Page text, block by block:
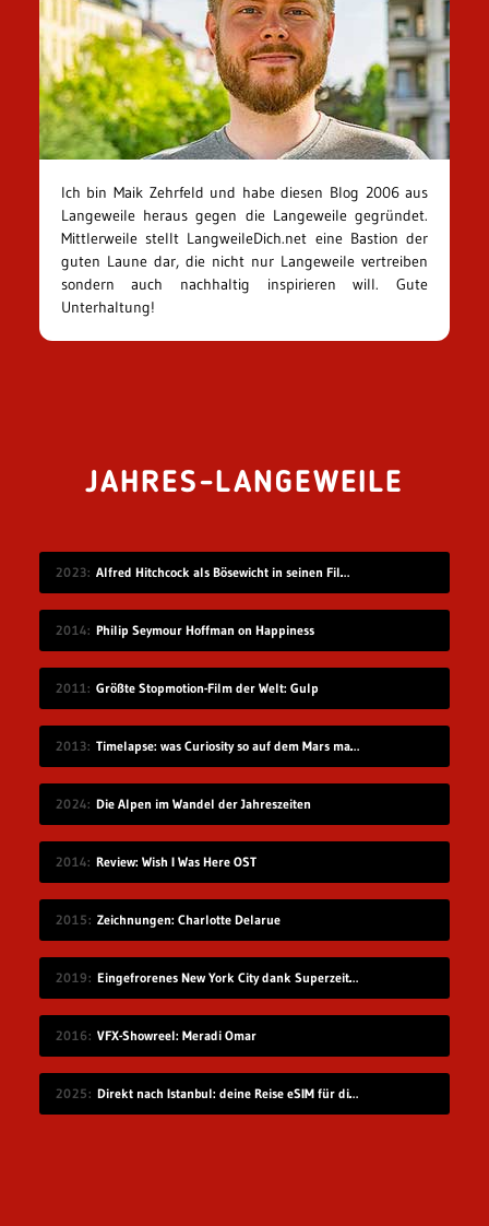
Ich bin Maik Zehrfeld und habe diesen Blog 2006 aus
Langeweile heraus gegen die Langeweile gegründet.
Mittlerweile stellt LangweileDich.net eine Bastion der
guten Laune dar, die nicht nur Langeweile vertreiben
sondern auch nachhaltig inspirieren will. Gute
Unterhaltung!
JAHRES-LANGEWEILE
2023 Alfred Hitchcock als Bösewicht in seinen Filmen
2014 Philip Seymour Hoffman on Happiness
2011 Größte Stopmotion-Film der Welt: Gulp
2013 Timelapse: was Curiosity so auf dem Mars macht
2024 Die Alpen im Wandel der Jahreszeiten
2014 Review: Wish I Was Here OST
2015 Zeichnungen: Charlotte Delarue
2019 Eingefrorenes New York City dank Superzeitlupe
2016 VFX-Showreel: Meradi Omar
2025 Direkt nach Istanbul: deine Reise eSIM für die Türkei